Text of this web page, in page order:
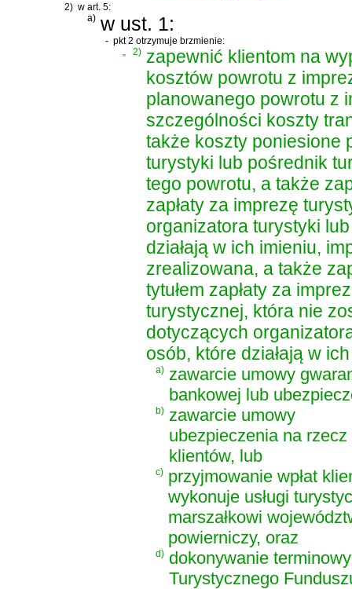
2) w art. 5:
a) w ust. 1:
- pkt 2 otrzymuje brzmienie:
2) zapewnić klientom na
kosztów powrotu z
planowanego powrotu z
szczególności koszty
także koszty poniesione
turystyki lub pośrednik
tego powrotu, a także
zapłaty za imprezę
organizatora turystyki
działają w ich imieniu,
zrealizowana, a także
tytułem zapłaty za
turystycznej, która nie
dotyczących
osób, które działają w
a) zawarcie umowy
bankowej lub
b) zawarcie umowy
ubezpieczenia na rzecz
klientów, lub
c) przyjmowanie wpłat
wykonuje usługi
marszałkowi
powierniczy, oraz
d) dokonywanie
Turystycznego